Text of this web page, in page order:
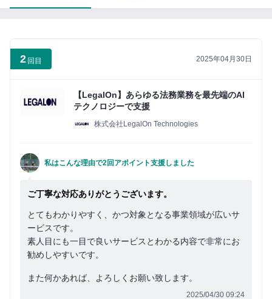
2 回目 2025年04月30日
【LegalOn】あらゆる法務業務を最先端のAI
テクノロジーで支援
株式会社LegalOn Technologies
私はこんな理由で2回アポイント支援しました
ご丁寧な対応ありがとうございます。
とてもわかりやすく、かつ対象となる事業領域が広いサ
ービスです。
素人目にも一目で良いサービスとわかる内容で非常にお
勧めしやすいです。
また何かあれば、よろしくお願い致します。
2025/04/30 09:24
で
よ
な
り
す
まずは無料会員登録
グ